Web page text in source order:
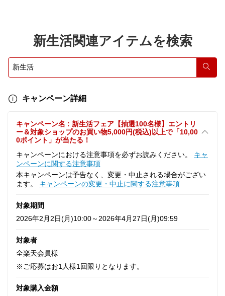
新生活関連アイテムを検索
検索
キャンペーン詳細
キャンペーン名 : 新生活フェア【抽選100名様】エントリ
ー＆対象ショップのお買い物5,000円(税込)以上で「10,00
0ポイント」が当たる！
キャンペーンにおける注意事項を必ずお読みください。 キャ
ンペーンに関する注意事項
本キャンペーンは予告なく、変更・中止される場合がござい
ます。 キャンペーンの変更・中止に関する注意事項
対象期間
2026年2月2日(月)10:00～2026年4月27日(月)09:59
対象者
全楽天会員様
※ご応募はお1人様1回限りとなります。
対象購入金額